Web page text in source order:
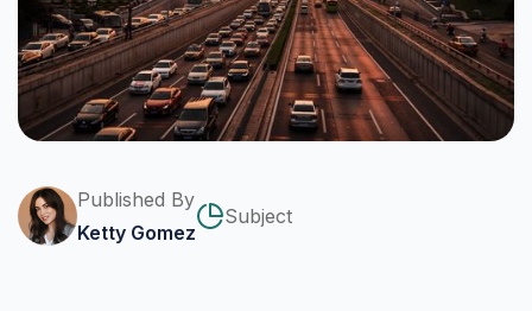
Published By
Ketty Gomez
Subject